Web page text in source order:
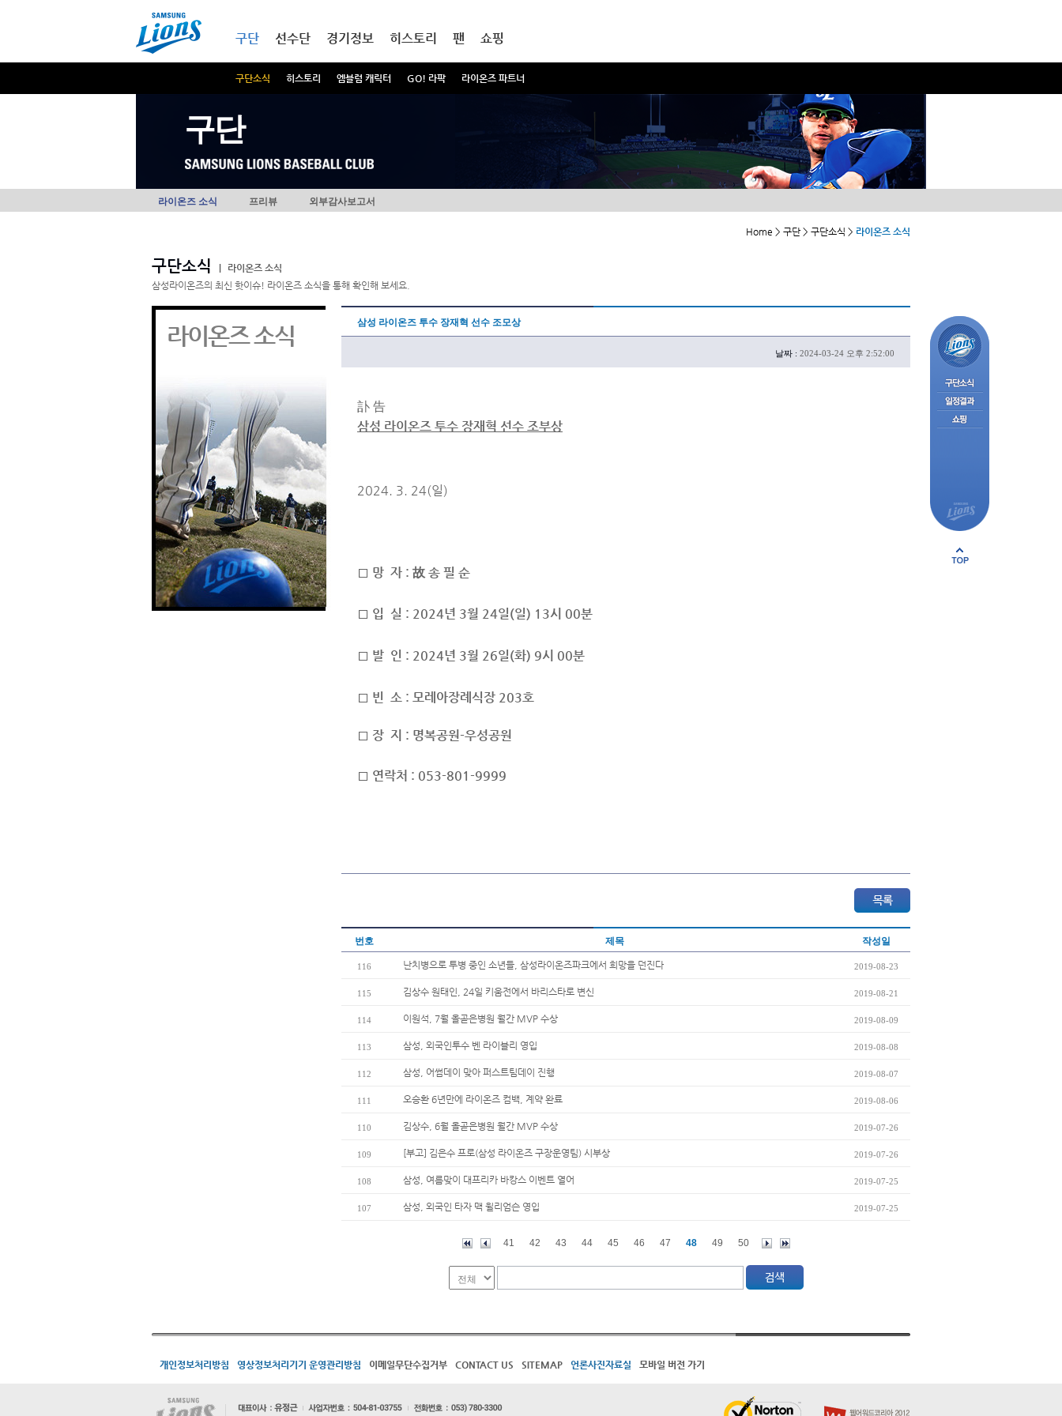
구단
구단소식 히스토리 엠블럼 캐릭터 GO! 라팍 라이온즈 파트너
선수단 경기정보 히스토리 팬 쇼핑
구단
라이온즈 소식 프리뷰 외부감사보고서
Home > 구단 > 구단소식 > 라이온즈 소식
구단소식
라이온즈 소식
삼성라이온즈의 최신 핫이슈! 라이온즈 소식을 통해 확인해 보세요.
라이온즈 소식 삼성 라이온즈 투수 장재혁 선수 조모상
날짜 : 2024-03-24 오후 2:52:00
訃 告
삼성 라이온즈 투수 장재혁 선수 조부상
2024. 3. 24(일)
□ 망 자 : 故 송 필 순
□ 입 실 : 2024년 3월 24일(일) 13시 00분
□ 발 인 : 2024년 3월 26일(화) 9시 00분
□ 빈 소 : 모레아장례식장 203호
□ 장 지 : 명복공원-우성공원
□ 연락처 : 053-801-9999
번호 제목 작성일
116 난치병으로 투병 중인 소년들, 삼성라이온즈파크에서 희망을 던진다 2019-08-23
115 김상수 원태인, 24일 키움전에서 바리스타로 변신 2019-08-21
114 이원석, 7월 올곧은병원 월간 MVP 수상 2019-08-09
113 삼성, 외국인투수 벤 라이블리 영입 2019-08-08
112 삼성, 어썸데이 맞아 퍼스트팀데이 진행 2019-08-07
111 오승환 6년만에 라이온즈 컴백, 계약 완료 2019-08-06
110 김상수, 6월 올곧은병원 월간 MVP 수상 2019-07-26
109 [부고] 김은수 프로(삼성 라이온즈 구장운영팀) 시부상 2019-07-26
108 삼성, 여름맞이 대프리카 바캉스 이벤트 열어 2019-07-25
107 삼성, 외국인 타자 맥 윌리엄슨 영입 2019-07-25
41 42 43 44 45 46 47 48 49 50
개인정보처리방침 영상정보처리기기 운영관리방침 이메일무단수집거부 CONTACT US SITEMAP 언론사진자료실 모바일 버전 가기